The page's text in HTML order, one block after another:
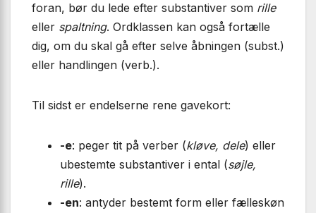
foran, bør du lede efter substantiver som rille
eller spaltning. Ordklassen kan også fortælle
dig, om du skal gå efter selve åbningen (subst.)
eller handlingen (verb.).
Til sidst er endelserne rene gavekort:
-e: peger tit på verber (kløve, dele) eller
ubestemte substantiver i ental (søjle,
rille).
-en: antyder bestemt form eller fælleskøn